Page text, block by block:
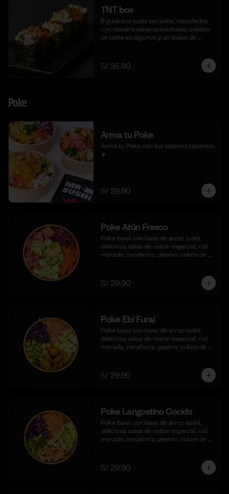
TNT box
8 gunkans sushi variados, mezclados
con nuestra salsa acevichada, cubitos
de palta en algunos y un toque de
S/ 35.90
Poke
Arma tu Poke
Arma tu Poke con tus sabores favoritos
☀️
S/ 29.90
Poke Atún Fresco
Poke bowl con base de arroz sushi,
deliciosa salsa de ostión especial, col
morada, zanahoria, pepino, cubos de
S/ 29.90
Poke Ebi Furai
Poke bowl con base de arroz sushi,
deliciosa salsa de ostión especial, col
morada, zanahoria, pepino, cubos de
S/ 29.90
Poke Langostino Cocido
Poke bowl con base de arroz sushi,
deliciosa salsa de ostión especial, col
morada, zanahoria, pepino, cubos de
S/ 29.90